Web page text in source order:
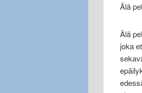
Älä
Älä
joka